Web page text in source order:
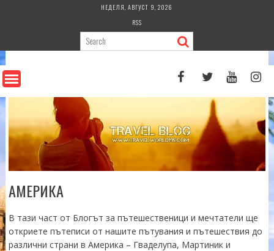
НЕДЕЛЯ, АВГУСТ 9, 2026
RSS
АМЕРИКА
В тази част от Блогът за пътешественици и мечтатели ще
откриете пътеписи от нашите пътувания и пътешествия до
различни страни в Америка – Гваделупа, Мартиник и